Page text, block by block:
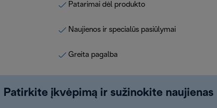
Patarimai dėl produkto
Naujienos ir specialūs pasiūlymai
Greita pagalba
Patirkite įkvėpimą ir sužinokite naujienas